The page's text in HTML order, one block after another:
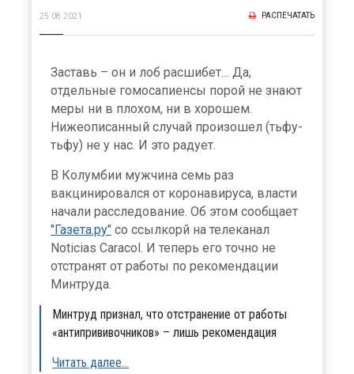
25.08.2021 РАСПЕЧАТАТЬ
Заставь – он и лоб расшибет… Да,
отдельные гомосапиенсы порой не знают
меры ни в плохом, ни в хорошем.
Нижеописанный случай произошел (тьфу-
тьфу) не у нас. И это радует.
В Колумбии мужчина семь раз
вакцинировался от коронавируса, власти
начали расследование. Об этом сообщает
"Газета.ру" со ссылкорй на телеканал
Noticias Caracol. И теперь его точно не
отстранят от работы по рекомендации
Минтруда.
Минтруд признал, что отстранение от работы
«антипрививочников» – лишь рекомендация
Читать далее…